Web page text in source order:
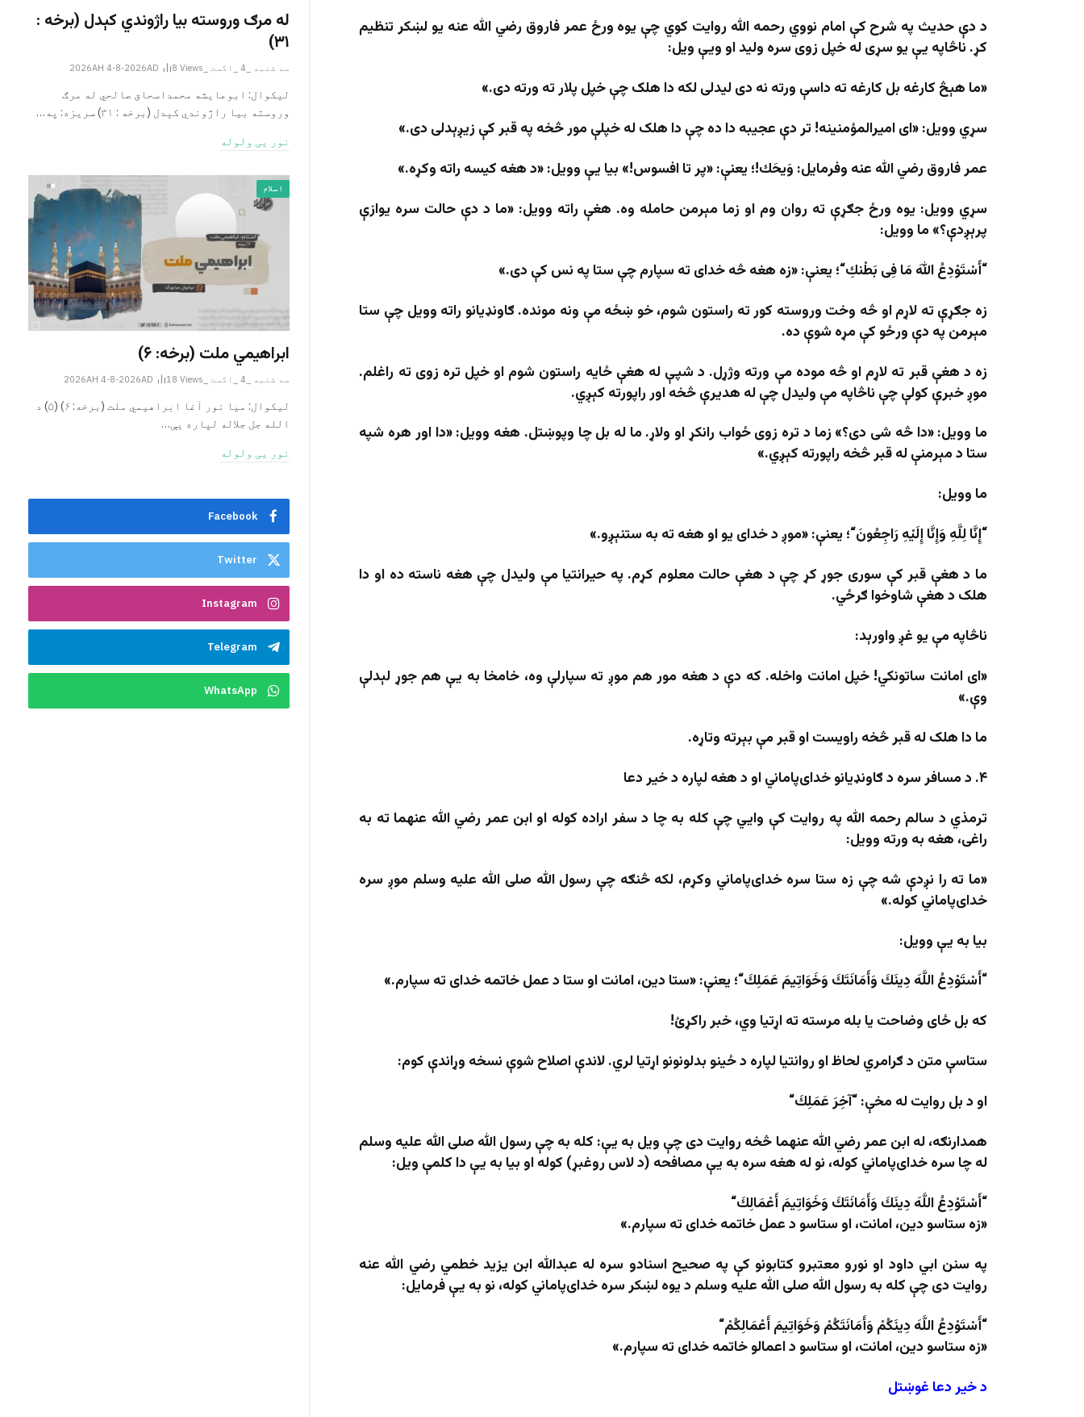
د دې حدیث په شرح کې امام نووي رحمه الله روایت کوي چې یوه ورځ عمر فاروق رضي الله عنه یو لښکر تنظیم
کړ. ناڅاپه یې یو سړی له خپل زوی سره ولید او ویې ویل:
«ما هېڅ کارغه بل کارغه ته داسې ورته نه دی لیدلی لکه دا هلک چې خپل پلار ته ورته دی.»
سړي وویل: «ای امیرالمؤمنینه! تر دې عجیبه دا ده چې دا هلک له خپلې مور څخه په قبر کې زیږېدلی دی.»
عمر فاروق رضي الله عنه وفرمایل: وَیحَك!؛ یعنې: «پر تا افسوس!» بیا یې وویل: «د هغه کیسه راته وکړه.»
سړي وویل: یوه ورځ جګړې ته روان وم او زما مېرمن حامله وه. هغې راته وویل: «ما د دې حالت سره یوازې
پرېږدې؟» ما وویل:
“أَسْتَوْدِعُ اللهَ مَا فِی بَطْنكِ“؛ یعنې: «زه هغه څه خدای ته سپارم چې ستا په نس کې دی.»
زه جګړې ته لاړم او څه وخت وروسته کور ته راستون شوم، خو ښځه مې ونه مونده. ګاونډیانو راته وویل چې ستا
مېرمن په دې ورځو کې مړه شوې ده.
زه د هغې قبر ته لاړم او څه موده مې ورته وژړل. د شپې له هغې ځایه راستون شوم او خپل تره زوی ته راغلم.
موږ خبرې کولې چې ناڅاپه مې ولیدل چې له هدیرې څخه اور راپورته کېږي.
ما وویل: «دا څه شی دی؟» زما د تره زوی ځواب رانکړ او ولاړ. ما له بل چا وپوښتل. هغه وویل: «دا اور هره شپه
ستا د مېرمنې له قبر څخه راپورته کېږي.»
ما وویل:
“إِنَّا لِلَّهِ وَإِنَّا إِلَيْهِ رَاجِعُونَ“؛ یعنې: «موږ د خدای یو او هغه ته به ستنېږو.»
ما د هغې قبر کې سوری جوړ کړ چې د هغې حالت معلوم کړم. په حیرانتیا مې ولیدل چې هغه ناسته ده او دا
هلک د هغې شاوخوا ګرځي.
ناڅاپه مې یو غږ واورېد:
«ای امانت ساتونکي! خپل امانت واخله. که دې د هغه مور هم موږ ته سپارلې وه، خامخا به یې هم جوړ لېدلې
وې.»
ما دا هلک له قبر څخه راویست او قبر مې بېرته وتاړه.
۴. د مسافر سره د ګاونډيانو خدای‌پاماني او د هغه لپاره د خیر دعا
ترمذي د سالم رحمه الله په روایت کې وايي چې کله به چا د سفر اراده کوله او ابن عمر رضي الله عنهما ته به
راغی، هغه به ورته وویل:
«ما ته را نږدې شه چې زه ستا سره خدای‌پاماني وکړم، لکه څنګه چې رسول الله صلی الله علیه وسلم موږ سره
خدای‌پاماني کوله.»
بیا به یې وویل:
“أَسْتَوْدِعُ اللَّهَ دِينَكَ وَأَمَانَتَكَ وَخَوَاتِيمَ عَمَلِكَ“؛ یعنې: «ستا دین، امانت او ستا د عمل خاتمه خدای ته سپارم.»
که بل ځای وضاحت یا بله مرسته ته اړتیا وي، خبر راکړئ!
ستاسې متن د ګرامري لحاظ او روانتیا لپاره د ځینو بدلونونو اړتیا لري. لاندې اصلاح شوې نسخه وړاندې کوم:
او د بل روایت له مخې: “آخِرَ عَمَلِكَ“
همدارنګه، له ابن عمر رضي الله عنهما څخه روایت دی چې ویل به یې: کله به چې رسول الله صلی الله علیه وسلم
له چا سره خدای‌پاماني کوله، نو له هغه سره به یې مصافحه (د لاس روغبړ) کوله او بیا به یې دا کلمې ویل:
“أَسْتَوْدِعُ اللَّهَ دِينَكَ وَأَمَانَتَكَ وَخَوَاتِيمَ أَعْمَالِكَ“
«زه ستاسو دین، امانت، او ستاسو د عمل خاتمه خدای ته سپارم.»
په سنن ابي داود او نورو معتبرو کتابونو کې په صحیح اسنادو سره له عبدالله ابن یزید خطمي رضي الله عنه
روایت دی چې کله به رسول الله صلی الله علیه وسلم د یوه لښکر سره خدای‌پاماني کوله، نو به یې فرمایل:
“أَسْتَوْدِعُ اللَّهَ دِينَكُمْ وَأَمَانَتَكُمْ وَخَوَاتِيمَ أَعْمَالِكُمْ“
«زه ستاسو دین، امانت، او ستاسو د اعمالو خاتمه خدای ته سپارم.»
د خیر دعا غوښتل
له مرګ وروسته بیا راژوندي کېدل (برخه :
۳۱)
سه شنبه _4 _اگست _2026AH 4-8-2026AD 8 Views
لیکوال: ابوعایشه محمداسحاق صالحي له مرګ
وروسته بیا راژوندي کېدل (برخه : ۳۱) سریزه: په…
نور یی ولوله
اسلام
ابراهيمي ملت (برخه: ۶)
سه شنبه _4 _اگست _2026AH 4-8-2026AD 18 Views
ليکوال: میا نور آغا ابراهيمي ملت (برخه: ۶) (۵) د
الله جل جلاله لپاره یې…
نور یی ولوله
Facebook
Twitter
Instagram
Telegram
WhatsApp